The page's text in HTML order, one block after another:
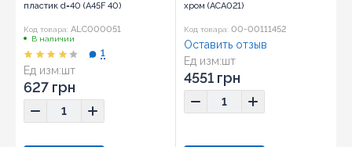
пластик d=40 (A45F 40)
Код товара: ALC000051
В наличии
Ед изм:шт
1
627 грн
хром (ACA021)
Код товара: 00-00111452
Ед изм:шт
Оставить отзыв
4551 грн